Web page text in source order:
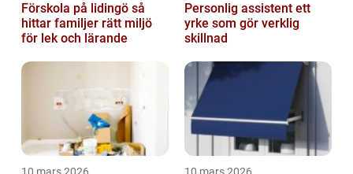
Förskola på lidingö så
hittar familjer rätt miljö
för lek och lärande
Personlig assistent ett
yrke som gör verklig
skillnad